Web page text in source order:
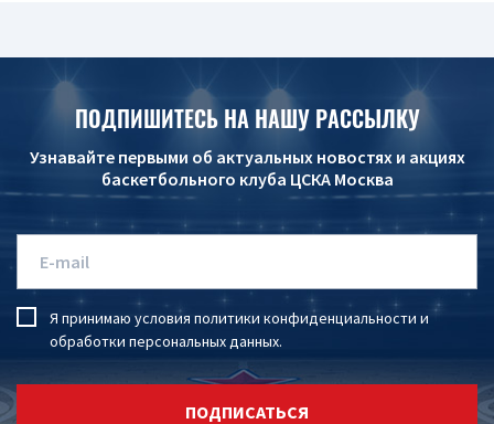
ПОДПИШИТЕСЬ НА НАШУ РАССЫЛКУ
Узнавайте первыми об актуальных новостях и акциях
баскетбольного клуба ЦСКА Москва
Я принимаю условия политики конфиденциальности и
обработки персональных данных.
ПОДПИСАТЬСЯ